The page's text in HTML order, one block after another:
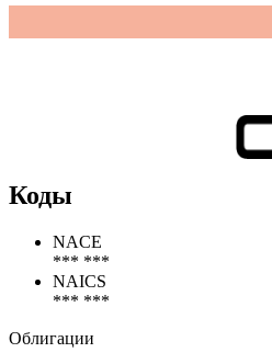
Коды
NACE
*** ***
NAICS
*** ***
Облигации